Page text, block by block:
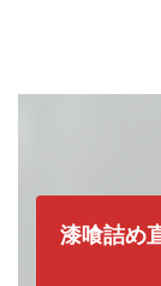
瓦
漆喰詰め